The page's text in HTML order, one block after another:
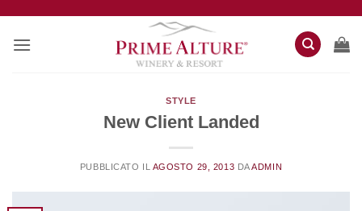
contenuti
STYLE
New Client Landed
PUBBLICATO IL AGOSTO 29, 2013 DAADMIN